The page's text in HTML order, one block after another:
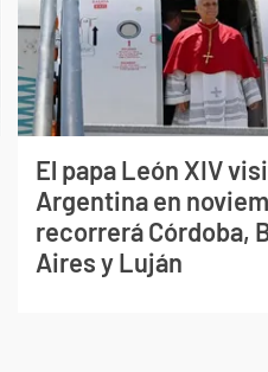
El papa León XIV
Argentina en
recorrerá Córdoba,
Aires y Luján